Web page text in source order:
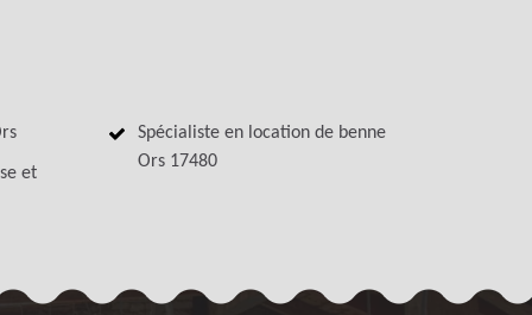
et
Spécialiste en location de benne
Ors 17480